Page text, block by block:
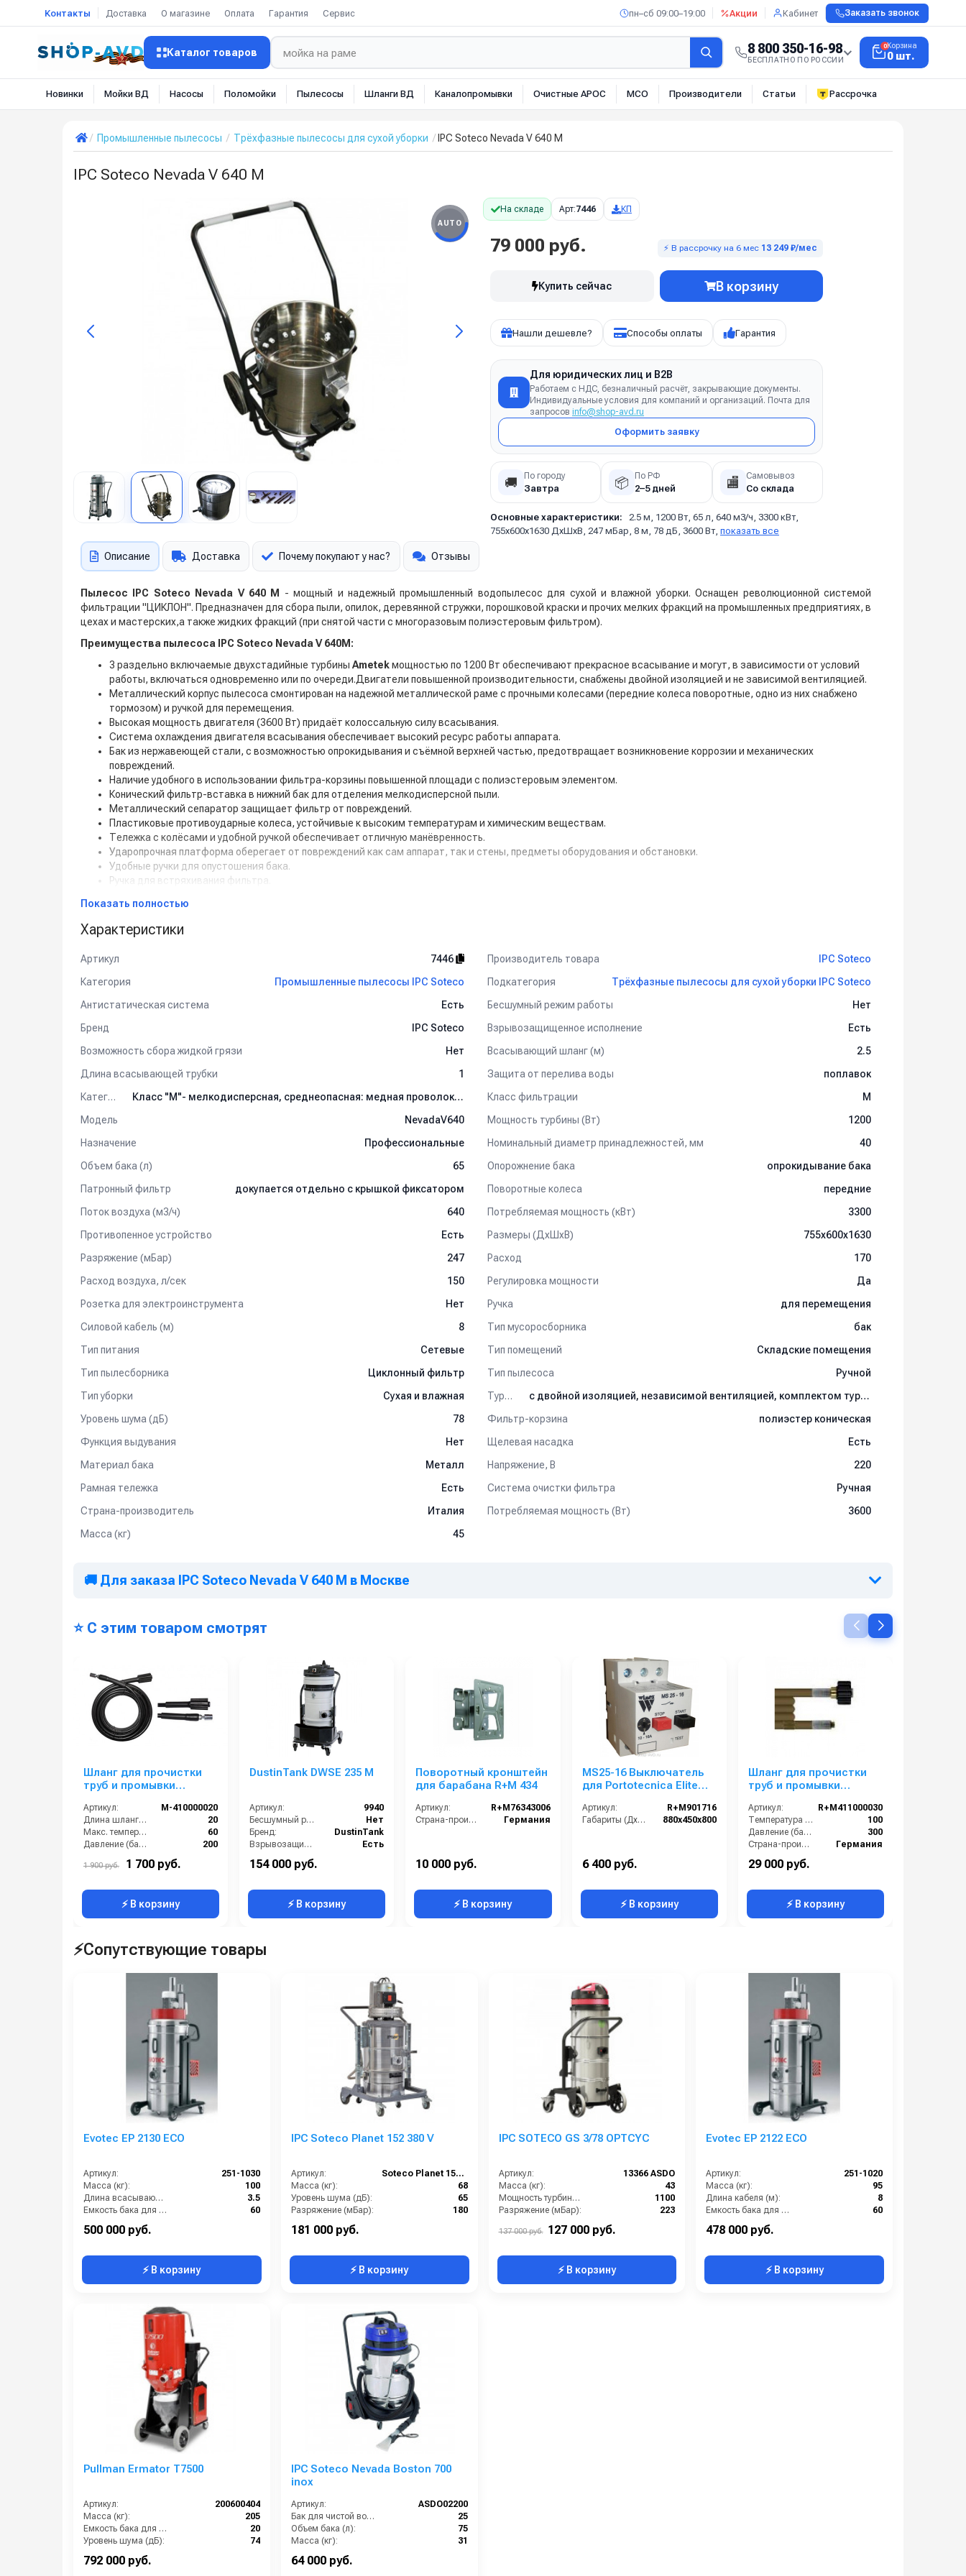
Контакты Доставка О магазине Оплата Гарантия Сервис пн–сб 09:00–19:00 Акции Кабинет Заказать звонок
Каталог товаров 8 800 350-16-98
БЕСПЛАТНО ПО РОССИИ
0Корзина
0 шт.
Новинки Мойки ВД Насосы Поломойки Пылесосы Шланги ВД Каналопромывки Очистные АРОС МСО Производители Статьи Рассрочка
Промышленные пылесосы Трёхфазные пылесосы для сухой уборки IPC Soteco Nevada V 640 M
IPC Soteco Nevada V 640 M
AUTO
На складе Арт:7446 КП
79 000 руб. ⚡ В рассрочку на 6 мес 13 249 ₽/мес
Купить сейчас В корзину
Нашли дешевле? Способы оплаты Гарантия
Для юридических лиц и B2B
Работаем с НДС, безналичный расчёт, закрывающие документы.
Индивидуальные условия для компаний и организаций. Почта для
запросов info@shop-avd.ru
Оформить заявку
🚚 По городу
Завтра 📦 По РФ
2–5 дней 🏬 Самовывоз
Со склада
Основные характеристики:
2.5 м, 1200 Вт, 65 л, 640 м3/ч, 3300 кВт,
755х600х1630 ДхШхВ, 247 мБар, 8 м, 78 дБ, 3600 Вт, показать все
Описание Доставка Почему покупают у нас? Отзывы
Пылесос IPC Soteco Nevada V 640 M
- мощный и надежный промышленный водопылесос для сухой и влажной уборки. Оснащен революционной системой
фильтрации "ЦИКЛОН". Предназначен для сбора пыли, опилок, деревянной стружки, порошковой краски и прочих мелких фракций на промышленных предприятиях, в
цехах и мастерских,а также жидких фракций (при снятой части с многоразовым полиэстеровым фильтром).
Преимущества пылесоса IPC Soteco Nevada V 640M:
3 раздельно включаемые двухстадийные турбины Ametekмощностью по 1200 Вт обеспечивают прекрасное всасывание и могут, в зависимости от условий
работы, включаться одновременно или по очереди.Двигатели повышенной производительности, снабжены двойной изоляцией и не зависимой вентиляцией.
Металлический корпус пылесоса смонтирован на надежной металлической раме с прочными колесами (передние колеса поворотные, одно из них снабжено
тормозом) и ручкой для перемещения.
Высокая мощность двигателя (3600 Вт) придаёт колоссальную силу всасывания.
Система охлаждения двигателя всасывания обеспечивает высокий ресурс работы аппарата.
Бак из нержавеющей стали, с возможностью опрокидывания и съёмной верхней частью, предотвращает возникновение коррозии и механических
повреждений.
Наличие удобного в использовании фильтра-корзины повышенной площади с полиэстеровым элементом.
Конический фильтр-вставка в нижний бак для отделения мелкодисперсной пыли.
Металлический сепаратор защищает фильтр от повреждений.
Пластиковые противоударные колеса, устойчивые к высоким температурам и химическим веществам.
Тележка с колёсами и удобной ручкой обеспечивает отличную манёвренность.
Ударопрочная платформа оберегает от повреждений как сам аппарат, так и стены, предметы оборудования и обстановки.
Удобные ручки для опустошения бака.
Ручка для встряхивания фильтра.
от характера предстоящих работ.
Показать полностью
Характеристики
Артикул 7446 Производитель товара
IPC Soteco
Категория
Промышленные пылесосы IPC Soteco Подкатегория
Трёхфазные пылесосы для сухой уборки IPC Soteco
Антистатическая система
Есть Бесшумный режим работы
Нет
Бренд
IPC Soteco Взрывозащищенное исполнение
Есть
Возможность сбора жидкой грязи
Нет Всасывающий шланг (м)
2.5
Длина всасывающей трубки
1 Защита от перелива воды
поплавок
Категория пыли
Класс "M"- мелкодисперсная, среднеопасная: медная проволока, жесть, никель, дерево, марганец, пыль на атомных электростанциях. Класс фильтрации
M
Модель
NevadaV640 Мощность турбины (Вт)
1200
Назначение
Профессиональные Номинальный диаметр принадлежностей, мм
40
Объем бака (л)
65 Опорожнение бака
опрокидывание бака
Патронный фильтр
докупается отдельно с крышкой фиксатором Поворотные колеса
передние
Поток воздуха (м3/ч)
640 Потребляемая мощность (кВт)
3300
Противопенное устройство
Есть Размеры (ДхШхВ)
755х600х1630
Разряжение (мБар)
247 Расход
170
Расход воздуха, л/сек
150 Регулировка мощности
Да
Розетка для электроинструмента
Нет Ручка
для перемещения
Силовой кабель (м)
8 Тип мусоросборника
бак
Тип питания
Сетевые Тип помещений
Складские помещения
Тип пылесборника
Циклонный фильтр Тип пылесоса
Ручной
Тип уборки
Сухая и влажная Турбина
с двойной изоляцией, независимой вентиляцией, комплектом турбин с 3-мя стадиями всасывания
Уровень шума (дБ)
78 Фильтр-корзина
полиэстер коническая
Функция выдувания
Нет Щелевая насадка
Есть
Материал бака
Металл Напряжение, В
220
Рамная тележка
Есть Система очистки фильтра
Ручная
Страна-производитель
Италия Потребляемая мощность (Вт)
3600
Масса (кг)
45
🚚 Для заказа IPC Soteco Nevada V 640 M в Москве
⭐ С этим товаром смотрят
Шланг для прочистки
труб и промывки
Артикул:
M-410000020
Длина шланга (м):
20
Макс. температура воды (°C):
60
Давление (бар):
200
1 900 руб. 1 700 руб.
⚡ В корзину
DustinTank DWSE 235 M
Артикул:
9940
Бесшумный режим работы:
Нет
Бренд:
DustinTank
Взрывозащищенное исполнение:
Есть
Возможность сбора жидкой грязи:
Длина всасывающей трубки:
154 000 руб.
⚡ В корзину
Поворотный кронштейн
для барабана R+M 434
Артикул:
R+M76343006
Страна-производитель:
Германия
10 000 руб.
⚡ В корзину
MS25-16 Выключатель
для Portotecnica Elite
Артикул:
R+M901716
Габариты (ДхШхВ):
880х450х800
6 400 руб.
⚡ В корзину
Шланг для прочистки
труб и промывки
Артикул:
R+M411000030
Температура (°C):
100
Давление (бар):
300
Страна-производитель:
Германия
29 000 руб.
⚡ В корзину
⚡Сопутствующие товары
Evotec EP 2130 ECO
Артикул:
251-1030
Масса (кг):
100
Длина всасывающего шланга (м):
3.5
Емкость бака для мусора (л):
60
Длина кабеля (м):
500 000 руб.
⚡ В корзину
IPC Soteco Planet 152 380 V
Артикул:
Soteco Planet 152 380V
Масса (кг):
68
Уровень шума (дБ):
65
Разряжение (мБар):
180
Размеры (ДхШхВ):
181 000 руб.
⚡ В корзину
IPC SOTECO GS 3/78 OPTCYC
Артикул:
13366 ASDO
Масса (кг):
43
Мощность турбины (Вт):
1100
Разряжение (мБар):
223
137 000 руб. 127 000 руб.
⚡ В корзину
Evotec EP 2122 ECO
Артикул:
251-1020
Масса (кг):
95
Длина кабеля (м):
8
Емкость бака для мусора (л):
60
478 000 руб.
⚡ В корзину
Pullman Ermator T7500
Артикул:
200600404
Масса (кг):
205
Емкость бака для мусора (л):
20
Уровень шума (дБ):
74
792 000 руб.
IPC Soteco Nevada Boston 700
inox
Артикул:
ASDO02200
Бак для чистой воды (л):
25
Объем бака (л):
75
Масса (кг):
31
64 000 руб.